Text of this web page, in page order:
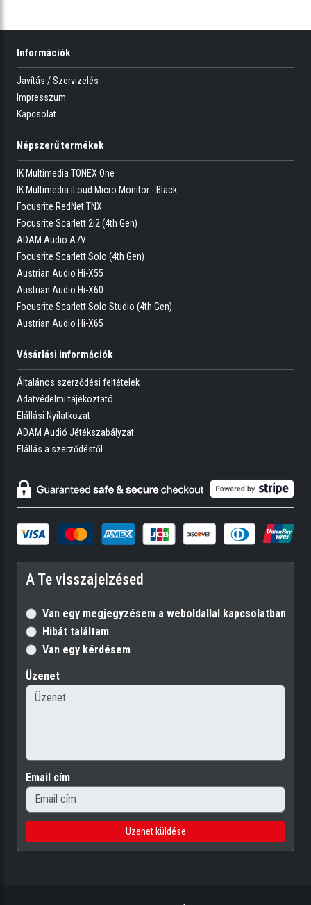
Információk
Javítás / Szervizelés
Impresszum
Kapcsolat
Népszerű termékek
IK Multimedia TONEX One
IK Multimedia iLoud Micro Monitor - Black
Focusrite RedNet TNX
Focusrite Scarlett 2i2 (4th Gen)
ADAM Audio A7V
Focusrite Scarlett Solo (4th Gen)
Austrian Audio Hi-X55
Austrian Audio Hi-X60
Focusrite Scarlett Solo Studio (4th Gen)
Austrian Audio Hi-X65
Vásárlási információk
Általános szerződési feltételek
Adatvédelmi tájékoztató
Elállási Nyilatkozat
ADAM Audió Jétékszabályzat
Elállás a szerződéstől
A Te visszajelzésed
Van egy megjegyzésem a weboldallal kapcsolatban
Hibát találtam
Van egy kérdésem
Üzenet
Email cím
Üzenet küldése